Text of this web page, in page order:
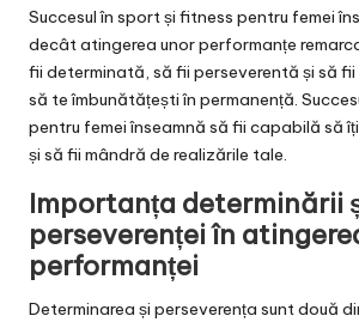
Succesul în sport și fitness pentru femei
decât atingerea unor performanțe
fii determinată, să fii perseverentă și să fii
să te îmbunătățești în permanență.
pentru femei înseamnă să fii capabilă să
și să fii mândră de realizările tale.
Importanța determinării
perseverenței în
performanței
Determinarea și perseverența sunt două